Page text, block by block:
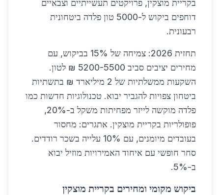
בקריית מוצקין, פרויקטים תעשייתיים וצבאיים
דוחפים ביקוש ל-5000 טון פלדה ביטחונית
רבעונית.
תחזית 2026: צמיחה של 15% בביקוש, עם
מחירים יציבים סביב 5200-5500 ₪ לטון.
השקעות ממשלתיות של 2 מיליארד ₪ בתשתיות
ביטחון צפויות להגביר יבוא. טכנולוגיות חדשות כמו
פלדה מוקשה לייזר מפחיתות משקל ב-20%,
פופולריות בקריית מוצקין. אתגרים: מחסור
בעובדים מיומנים, עם 10% עלייה בשכר רודדים.
סחר חופשי עם איחוד האמירויות מוזיל יבוא
ב-5%.
ביקוש מקומי ומחירים בקריית מוצקין